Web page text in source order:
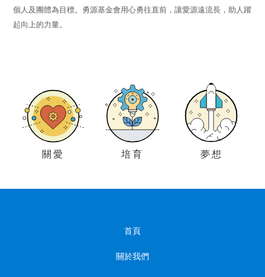
個人及團體為目標。勇源基金會用心勇往直前，讓愛源遠流長，助人躍
起向上的力量。
關愛 培育 夢想
首頁
關於我們